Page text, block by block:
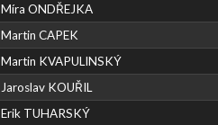
Míra ONDŘEJKA
Martin CAPEK
Martin KVAPULINSKÝ
Jaroslav KOUŘIL
Erik TUHARSKÝ